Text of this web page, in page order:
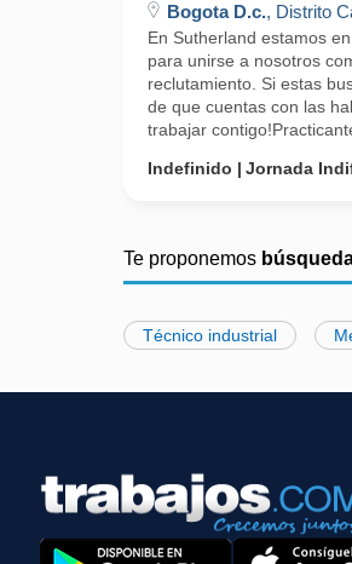
Bogota D.c., Distrito
En Sutherland estamos
para unirse a nosotros
reclutamiento. Si estas
de que cuentas con las
trabajar
Indefinido
Jornada
Te proponemos
Técnico industrial